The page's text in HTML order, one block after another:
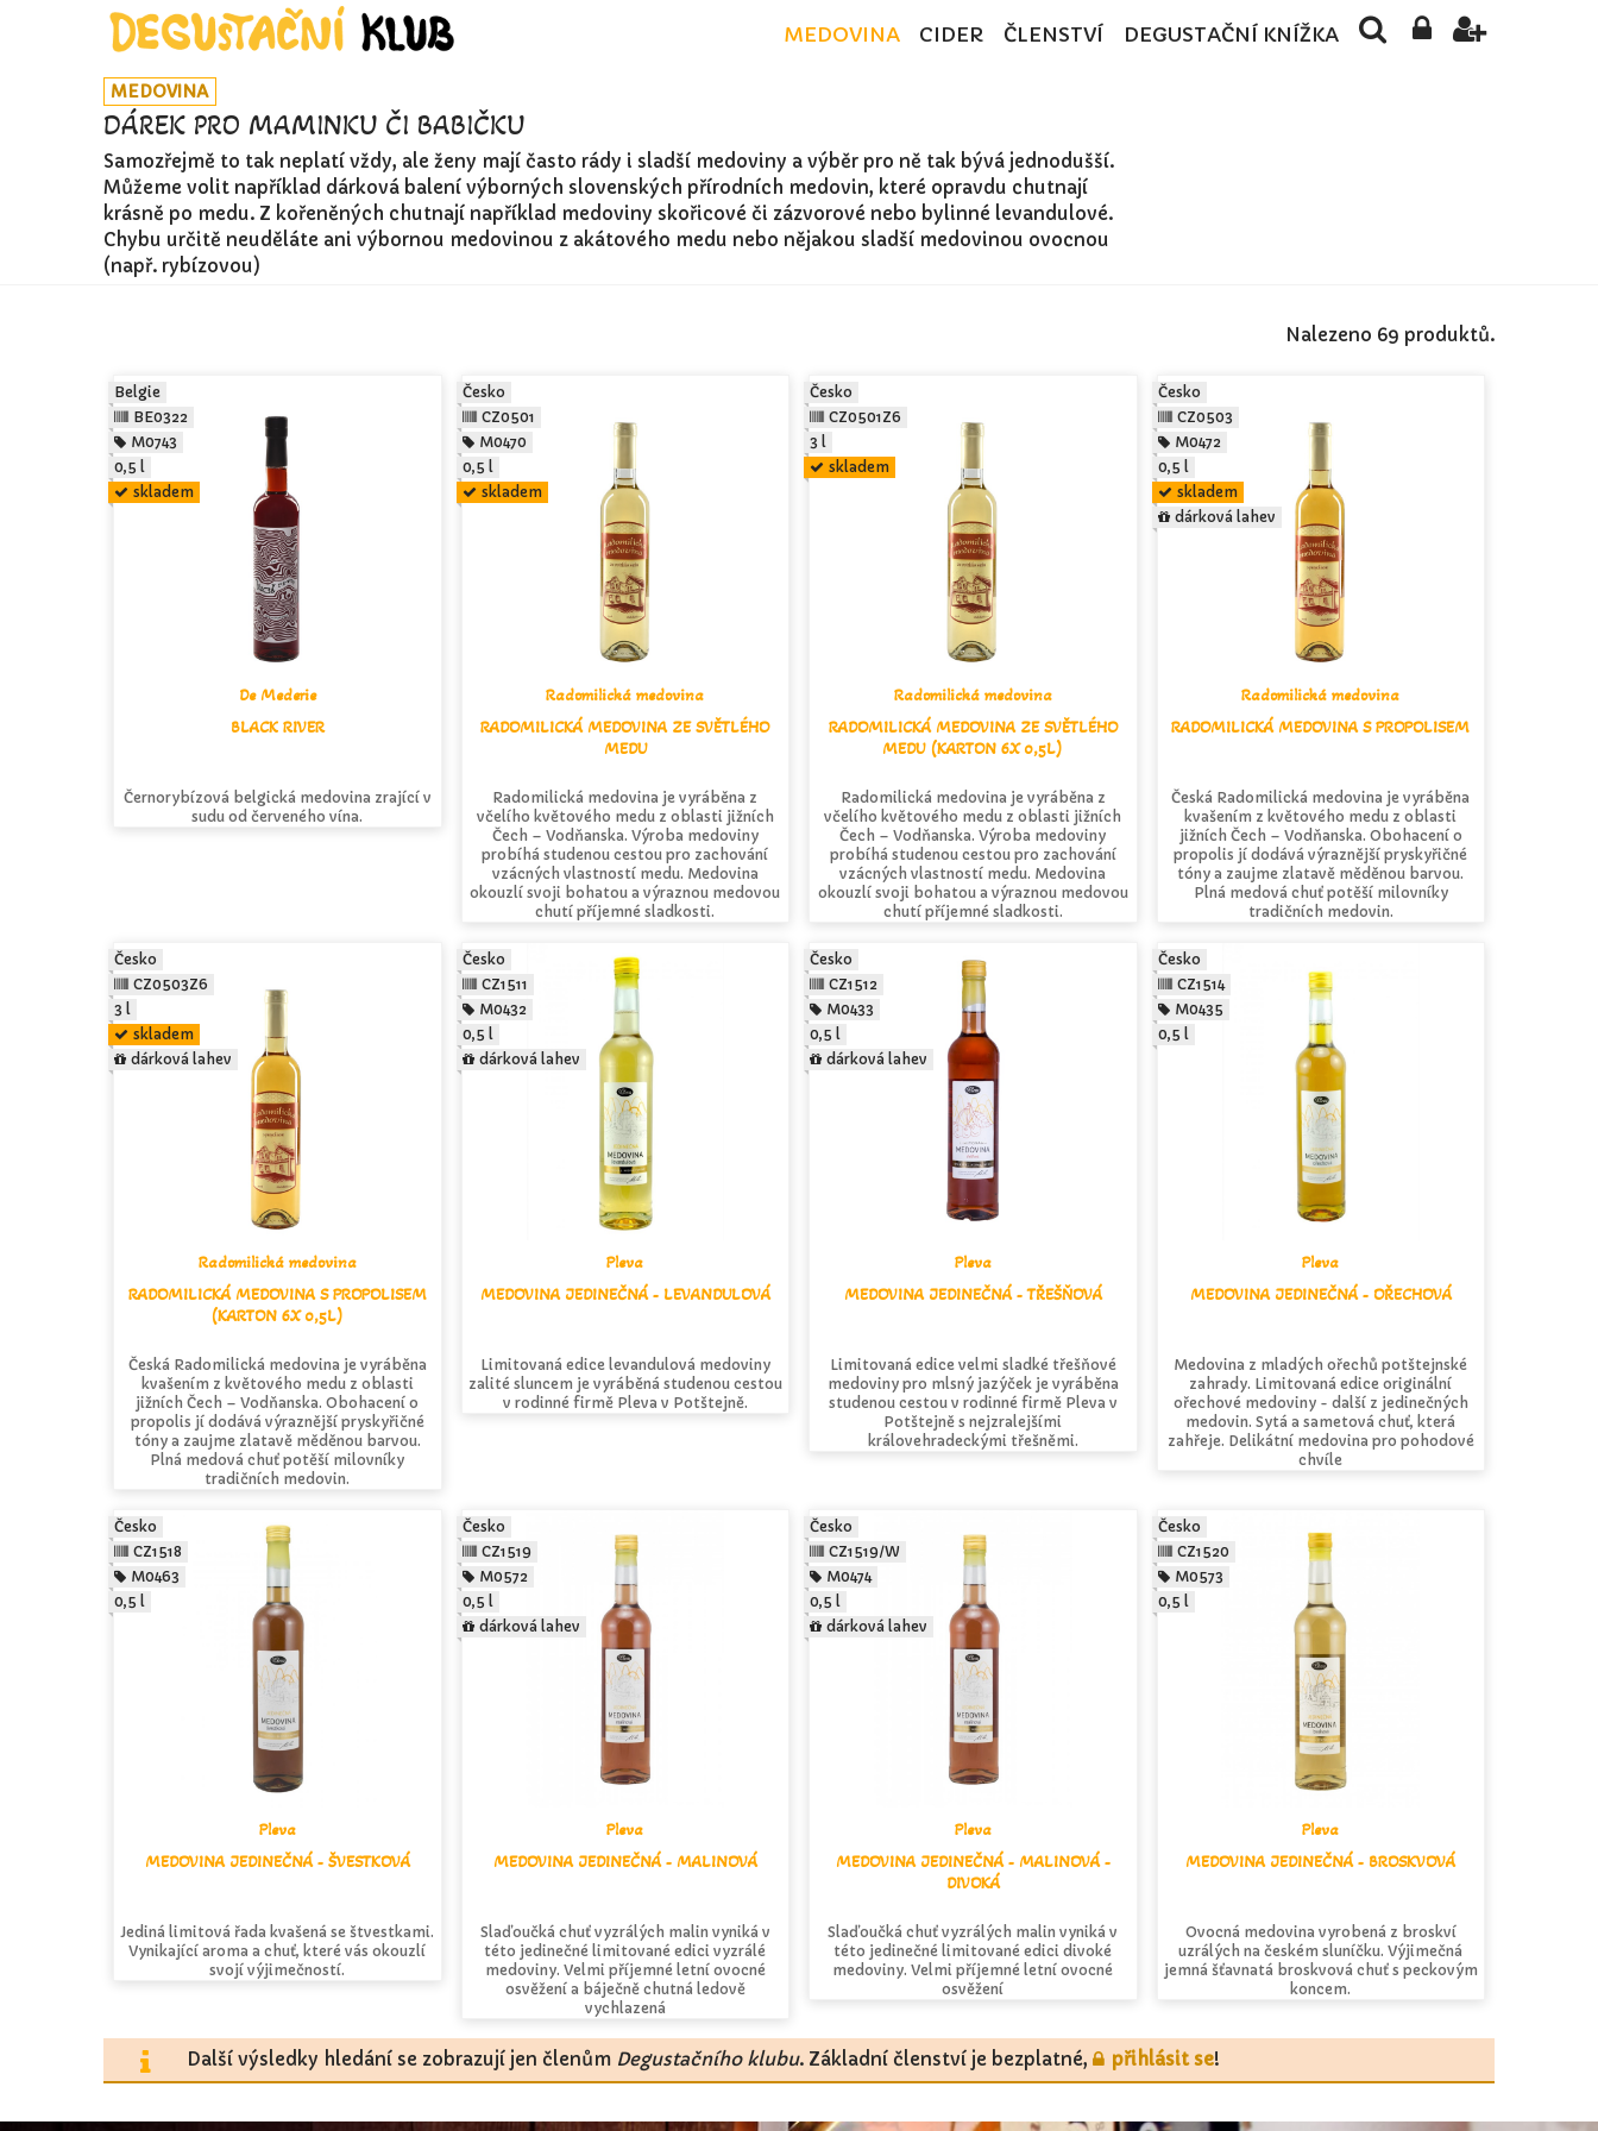
MEDOVINA CIDER ČLENSTVÍ DEGUSTAČNÍ KNÍŽKA
MEDOVINA
DÁREK PRO MAMINKU ČI BABIČKU
Samozřejmě to tak neplatí vždy, ale ženy mají často rády i sladší medoviny a výběr pro ně tak bývá jednodušší.
Můžeme volit například dárková balení výborných slovenských přírodních medovin, které opravdu chutnají
krásně po medu. Z kořeněných chutnají například medoviny skořicové či zázvorové nebo bylinné levandulové.
Chybu určitě neuděláte ani výbornou medovinou z akátového medu nebo nějakou sladší medovinou ovocnou
(např. rybízovou)
Nalezeno 69 produktů.
De Mederie
BLACK RIVER
Černorybízová belgická medovina zrající v
sudu od červeného vína.
Belgie
BE0322
M0743
0,5 l
skladem
Radomilická medovina
RADOMILICKÁ MEDOVINA ZE SVĚTLÉHO
MEDU
Radomilická medovina je vyráběna z
včelího květového medu z oblasti jižních
Čech – Vodňanska. Výroba medoviny
probíhá studenou cestou pro zachování
vzácných vlastností medu. Medovina
okouzlí svoji bohatou a výraznou medovou
chutí příjemné sladkosti.
Česko
CZ0501
M0470
0,5 l
skladem
Radomilická medovina
RADOMILICKÁ MEDOVINA ZE SVĚTLÉHO
MEDU (KARTON 6X 0,5L)
Radomilická medovina je vyráběna z
včelího květového medu z oblasti jižních
Čech – Vodňanska. Výroba medoviny
probíhá studenou cestou pro zachování
vzácných vlastností medu. Medovina
okouzlí svoji bohatou a výraznou medovou
chutí příjemné sladkosti.
Česko
CZ0501Z6
3 l
skladem
Radomilická medovina
RADOMILICKÁ MEDOVINA S PROPOLISEM
Česká Radomilická medovina je vyráběna
kvašením z květového medu z oblasti
jižních Čech – Vodňanska. Obohacení o
propolis jí dodává výraznější pryskyřičné
tóny a zaujme zlatavě měděnou barvou.
Plná medová chuť potěší milovníky
tradičních medovin.
Česko
CZ0503
M0472
0,5 l
skladem
dárková lahev
Radomilická medovina
RADOMILICKÁ MEDOVINA S PROPOLISEM
(KARTON 6X 0,5L)
Česká Radomilická medovina je vyráběna
kvašením z květového medu z oblasti
jižních Čech – Vodňanska. Obohacení o
propolis jí dodává výraznější pryskyřičné
tóny a zaujme zlatavě měděnou barvou.
Plná medová chuť potěší milovníky
tradičních medovin.
Česko
CZ0503Z6
3 l
skladem
dárková lahev
Pleva
MEDOVINA JEDINEČNÁ - LEVANDULOVÁ
Limitovaná edice levandulová medoviny
zalité sluncem je vyráběná studenou cestou
v rodinné firmě Pleva v Potštejně.
Česko
CZ1511
M0432
0,5 l
dárková lahev
Pleva
MEDOVINA JEDINEČNÁ - TŘEŠŇOVÁ
Limitovaná edice velmi sladké třešňové
medoviny pro mlsný jazýček je vyráběna
studenou cestou v rodinné firmě Pleva v
Potštejně s nejzralejšími
královehradeckými třešněmi.
Česko
CZ1512
M0433
0,5 l
dárková lahev
Pleva
MEDOVINA JEDINEČNÁ - OŘECHOVÁ
Medovina z mladých ořechů potštejnské
zahrady. Limitovaná edice originální
ořechové medoviny - další z jedinečných
medovin. Sytá a sametová chuť, která
zahřeje. Delikátní medovina pro pohodové
chvíle
Česko
CZ1514
M0435
0,5 l
Pleva
MEDOVINA JEDINEČNÁ - ŠVESTKOVÁ
Jediná limitová řada kvašená se štvestkami.
Vynikající aroma a chuť, které vás okouzlí
svojí výjimečností.
Česko
CZ1518
M0463
0,5 l
Pleva
MEDOVINA JEDINEČNÁ - MALINOVÁ
Slaďoučká chuť vyzrálých malin vyniká v
této jedinečné limitované edici vyzrálé
medoviny. Velmi příjemné letní ovocné
osvěžení a báječně chutná ledově
vychlazená
Česko
CZ1519
M0572
0,5 l
dárková lahev
Pleva
MEDOVINA JEDINEČNÁ - MALINOVÁ -
DIVOKÁ
Slaďoučká chuť vyzrálých malin vyniká v
této jedinečné limitované edici divoké
medoviny. Velmi příjemné letní ovocné
osvěžení
Česko
CZ1519/W
M0474
0,5 l
dárková lahev
Pleva
MEDOVINA JEDINEČNÁ - BROSKVOVÁ
Ovocná medovina vyrobená z broskví
uzrálých na českém sluníčku. Výjimečná
jemná šťavnatá broskvová chuť s peckovým
koncem.
Česko
CZ1520
M0573
0,5 l
Další výsledky hledání se zobrazují jen členům Degustačního klubu. Základní členství je bezplatné, přihlásit se!